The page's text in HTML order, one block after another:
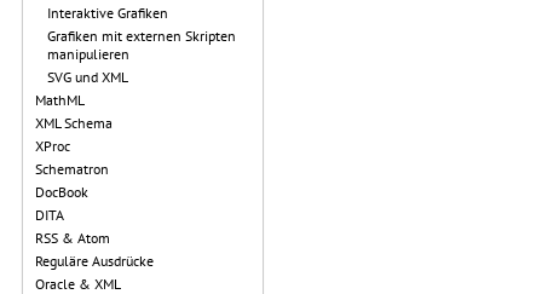
Interaktive Grafiken
Grafiken mit externen Skripten
manipulieren
SVG und XML
MathML
XML Schema
XProc
Schematron
DocBook
DITA
RSS & Atom
Reguläre Ausdrücke
Oracle & XML